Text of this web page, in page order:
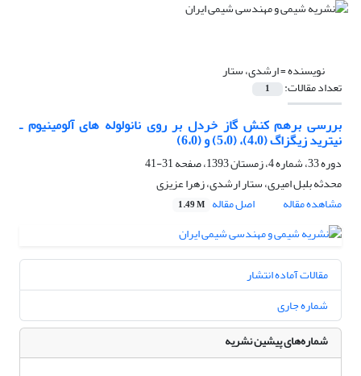
نویسنده =ارشدی، ستار
تعداد مقالات: 1
بررسی برهم کنش گاز خردل بر روی نانولوله های آلومینیوم ـ
نیترید زیگزاگ (4،0)، (5،0) و (6،0)
دوره 33، شماره 4، زمستان 1393، صفحه
31-41
محدثه بلبل امیری، ستار ارشدی، زهرا عزیزی
مشاهده مقاله
اصل مقاله 1.49 M
مقالات آماده انتشار
شماره جاری
شماره‌های پیشین نشریه